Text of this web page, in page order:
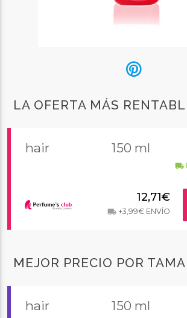
LA OFERTA MÁS
hair 150 ml
local_shipping
12,71€
local_shipping+3,99€ ENVÍO
MEJOR PRECIO POR
hair 150 ml